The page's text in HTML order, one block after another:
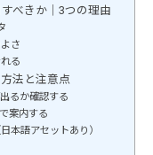
べきか｜3つの理由
さ
る
法と注意点
るか確認する
案内する
本語アセットあり）